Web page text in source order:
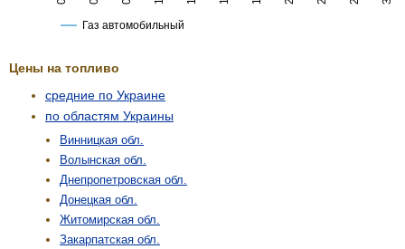
Цены на топливо
средние по Украине
по областям Украины
Винницкая обл.
Волынская обл.
Днепропетровская обл.
Донецкая обл.
Житомирская обл.
Закарпатская обл.